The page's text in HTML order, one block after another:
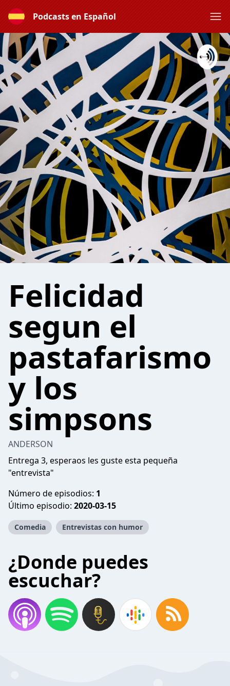
Podcasts en Español
Felicidad
segun el
pastafarismo
y los
simpsons
ANDERSON
Entrega 3, esperaos les guste esta pequeña
"entrevista"
Número de episodios: 1
Último episodio: 2020-03-15
Comedia Entrevistas con humor
¿Donde puedes
escuchar?